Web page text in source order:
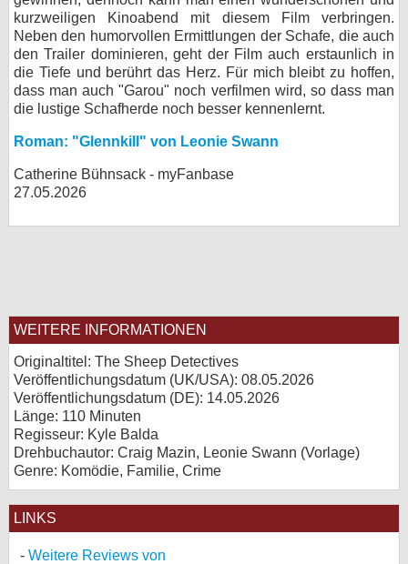
kurzweiligen Kinoabend mit diesem Film verbringen.
Neben den humorvollen Ermittlungen der Schafe, die auch
den Trailer dominieren, geht der Film auch erstaunlich in
die Tiefe und berührt das Herz. Für mich bleibt zu hoffen,
dass man auch "Garou" noch verfilmen wird, so dass man
die lustige Schafherde noch besser kennenlernt.
Roman: "Glennkill" von Leonie Swann
Catherine Bühnsack - myFanbase
27.05.2026
WEITERE INFORMATIONEN
Originaltitel: The Sheep Detectives
Veröffentlichungsdatum (UK/USA): 08.05.2026
Veröffentlichungsdatum (DE): 14.05.2026
Länge: 110 Minuten
Regisseur: Kyle Balda
Drehbuchautor: Craig Mazin, Leonie Swann (Vorlage)
Genre: Komödie, Familie, Crime
LINKS
Weitere Reviews von